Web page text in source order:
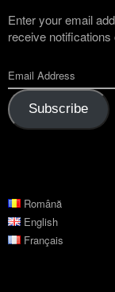
Enter your email
receive
Subscribe
Română
English
Français